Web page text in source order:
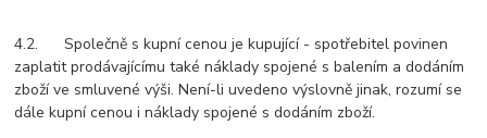
4.2. Společně s kupní cenou je kupující - spotřebitel povinen
zaplatit prodávajícímu také náklady spojené s balením a dodáním
zboží ve smluvené výši. Není-li uvedeno výslovně jinak, rozumí se
dále kupní cenou i náklady spojené s dodáním zboží.